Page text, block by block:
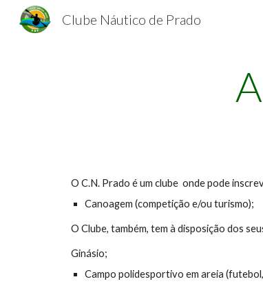
Clube Náutico de Prado
O C.N. Prado é um clube  onde pode
Canoagem (competição e/ou turismo);
O Clube, também, tem à disposição dos
Ginásio;
Campo polidesportivo em areia